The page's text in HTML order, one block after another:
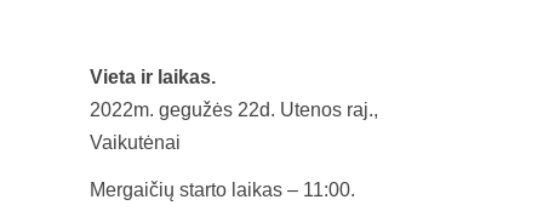
Vieta ir laikas.
2022m. gegužės 22d. Utenos raj.,
Vaikutėnai
Mergaičių starto laikas – 11:00.